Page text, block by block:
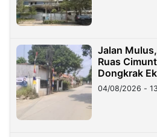
Jalan
Ruas
Dongkrak
04/08/2026 -